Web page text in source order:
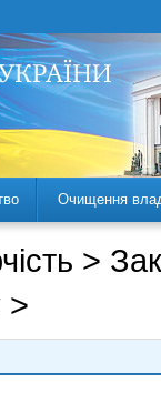
Очищення
>
>